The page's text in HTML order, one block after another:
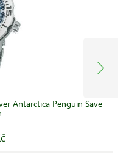
Antarctica Penguin Save